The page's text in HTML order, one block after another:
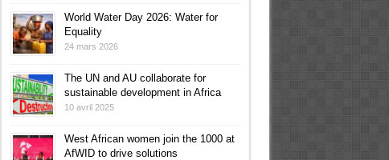
World Water Day 2026: Water for
Equality
24 mars 2026
The UN and AU collaborate for
sustainable development in Africa
10 avril 2025
West African women join the 1000 at
AfWID to drive solutions